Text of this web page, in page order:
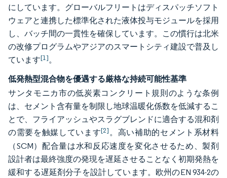
にしています。グローバルフリートはディスパッチソフト
ウェアと連携した標準化された液体投与モジュールを採用
し、バッチ間の一貫性を確保しています。この慣行は北米
の改修プログラムやアジアのスマートシティ建設で普及し
ています[1]。
低発熱型混合物を優遇する厳格な持続可能性基準
サンタモニカ市の低炭素コンクリート規則のような条例
は、セメント含有量を制限し地球温暖化係数を低減するこ
とで、フライアッシュやスラグブレンドに適合する混和剤
の需要を触媒しています[2]。高い補助的セメント系材料
（SCM）配合量は水和反応速度を変化させるため、製剤
設計者は最終強度の発現を遅延させることなく初期発熱を
緩和する遅延剤分子を設計しています。欧州のEN 934-2の